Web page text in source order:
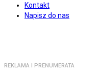
Kontakt
Napisz do nas
REKLAMA I PRENUMERATA